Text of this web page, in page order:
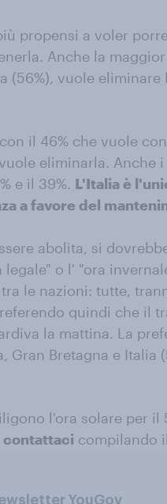
propensi a voler
Anche la
(56%), vuole
il 46% che vuole
eliminarla. Anche
e il 39%. L'Italia è
a favore del
abolita, si
o l' "ora
le nazioni: tutte,
quindi che il
la mattina. La
Gran Bretagna e Italia
l'ora solare per il
contattaci compilando
YouGov